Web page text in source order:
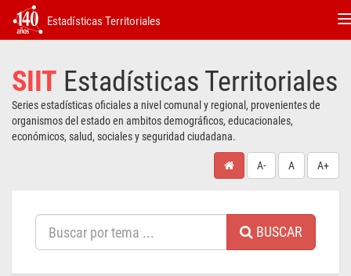
Estadísticas Territoriales
SIIT Estadísticas Territoriales
Series estadísticas oficiales a nivel comunal y regional, provenientes de
organismos del estado en ambitos demográficos, educacionales,
económicos, salud, sociales y seguridad ciudadana.
A- A A+
BUSCAR